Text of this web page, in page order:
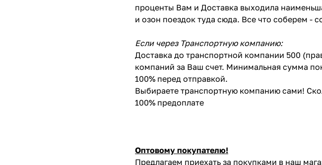
проценты Вам и Доставка выходила
и озон поездок туда сюда. Все что соберем -
Если через Транспортную компанию:
Доставка до транспортной компании 500
компаний за Ваш счет. Минимальная сумма
100% перед отправкой.
Выбираете транспортную компанию сами!
100% предоплате
Оптовому покупателю!
Предлагаем приехать за покупками в наш